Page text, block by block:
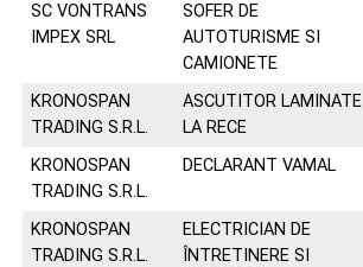
SC VONTRANS
IMPEX SRL
SOFER DE
AUTOTURISME SI
CAMIONETE
KRONOSPAN
TRADING S.R.L.
ASCUTITOR LAMINATE
LA RECE
KRONOSPAN
TRADING S.R.L.
DECLARANT VAMAL
KRONOSPAN
TRADING S.R.L.
ELECTRICIAN DE
ÎNTRETINERE SI